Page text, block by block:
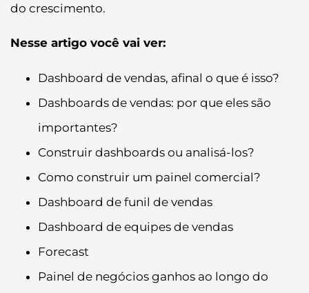
do crescimento.
Nesse artigo você vai ver:
Dashboard de vendas, afinal o que é isso?
Dashboards de vendas: por que eles são
importantes?
Construir dashboards ou analisá-los?
Como construir um painel comercial?
Dashboard de funil de vendas
Dashboard de equipes de vendas
Forecast
Painel de negócios ganhos ao longo do